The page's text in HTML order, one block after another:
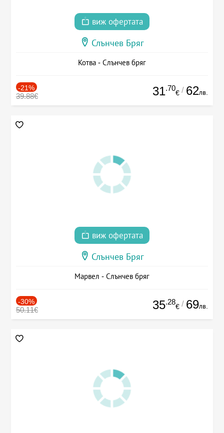
виж офертата
Слънчев Бряг
Котва - Слънчев бряг
-21%
39.88€ 31.70
€ / 62лв.
виж офертата
Слънчев Бряг
Марвел - Слънчев бряг
-30%
50.11€ 35.28
€ / 69лв.